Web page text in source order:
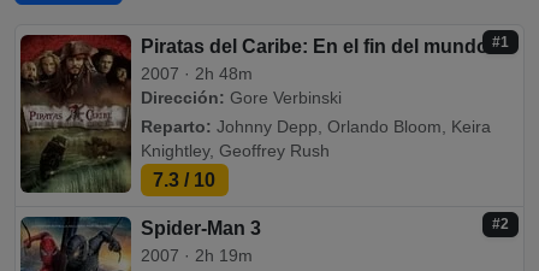
#1
Piratas del Caribe: En el fin del mundo
2007 · 2h 48m
Dirección: Gore Verbinski
Reparto: Johnny Depp, Orlando Bloom, Keira
Knightley, Geoffrey Rush
7.3 / 10
#2
Spider-Man 3
2007 · 2h 19m